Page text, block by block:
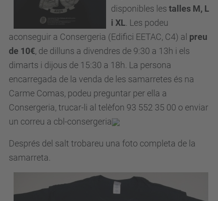
disponibles les talles M, L
i XL . Les podeu
aconseguir a Consergeria (Edifici EETAC, C4) al preu
de 10€, de dilluns a divendres de 9:30 a 13h i els
dimarts i dijous de 15:30 a 18h. La persona
encarregada de la venda de les samarretes és na
Carme Comas, podeu preguntar per ella a
Consergeria, trucar-li al telèfon 93 552 35 00 o enviar
un correu a cbl-consergeria
Després del salt trobareu una foto completa de la
samarreta.